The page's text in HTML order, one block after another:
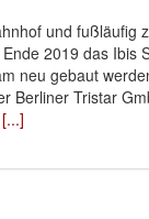
und fußläufig
2019 das Ibis
neu gebaut
Berliner Tristar
[...]